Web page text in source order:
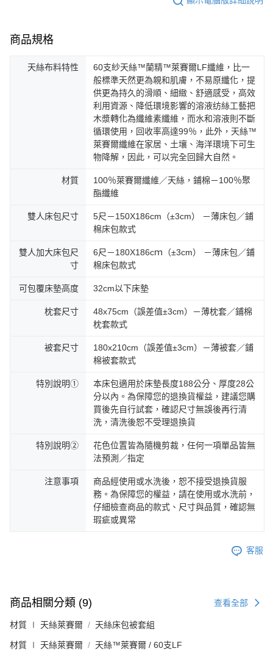
商品規格
天絲布料特性
60支紗天絲™蘭精™萊賽爾LF纖維，比一
般標準天然更為親和肌膚，不易原纖化，提
供更為持久的滑順、細緻、舒適感受，高效
利用資源、降低環境影響的溶液纺絲工藝把
木漿轉化為纖維素纖維，而水和溶液則不斷
循環使用，回收率高達99％，此外，天絲™
萊賽爾纖維在家居、土壤、海洋環境下可生
物降解，因此，可以完全回歸大自然。
材質
100％萊賽爾纖維／天絲，鋪棉－100％聚
酯纖維
雙人床包尺寸
5尺－150X186cm（±3cm） －薄床包／鋪
棉床包款式
雙人加大床包尺
寸
6尺－180X186cｍ（±3cm） －薄床包／鋪
棉床包款式
可包覆床墊高度 32cm以下床墊
枕套尺寸
48x75cm（誤差值±3cm）－薄枕套／鋪棉
枕套款式
被套尺寸
180x210cm（誤差值±3cm）－薄被套／鋪
棉被套款式
特別說明①
本床包適用於床墊長度188公分、厚度28公
分以內。為保障您的退換貨權益，建議您購
買後先自行試套，確認尺寸無誤後再行清
洗，清洗後恕不受理退換貨
特別說明②
花色位置皆為隨機剪裁，任何一項單品皆無
法預測／指定
注意事項
商品經使用或水洗後，恕不接受退換貨服
務。為保障您的權益，請在使用或水洗前，
仔細檢查商品的款式、尺寸與品質，確認無
瑕疵或異常
客服
商品相關分類 (9) 查看全部
材質 ∣ 天絲萊賽爾 天絲床包被套組
材質 ∣ 天絲萊賽爾 天絲™萊賽爾 / 60支LF